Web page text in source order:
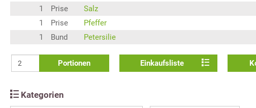
1
Prise
Salz
1
Prise
Pfeffer
1
Bund Petersilie
Portionen Einkaufsliste
Kategorien